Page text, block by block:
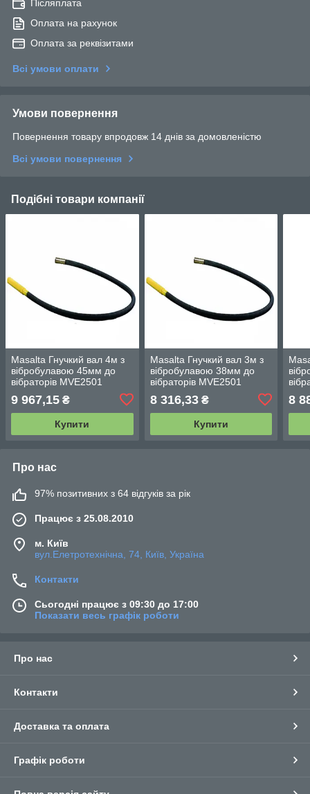
Післяплата
Оплата на рахунок
Оплата за реквізитами
Всі умови оплати
Умови повернення
Повернення товару впродовж 14 днів за домовленістю
Всі умови повернення
Подібні товари компанії
Masalta Гнучкий вал 4м з
вібробулавою 45мм до
вібраторів MVE2501
9 967,15 ₴
Купити
Masalta Гнучкий вал 3м з
вібробулавою 38мм до
вібраторів MVE2501
8 316,33₴
Купити
8
Про нас
97% позитивних з 64 відгуків за рік
Працює з 25.08.2010
м. Київ
вул.Елетротехнічна, 74, Київ, Україна
Контакти
Сьогодні працює з 09:30 до 17:00
Показати весь графік роботи
Про нас
Контакти
Доставка та оплата
Графік роботи